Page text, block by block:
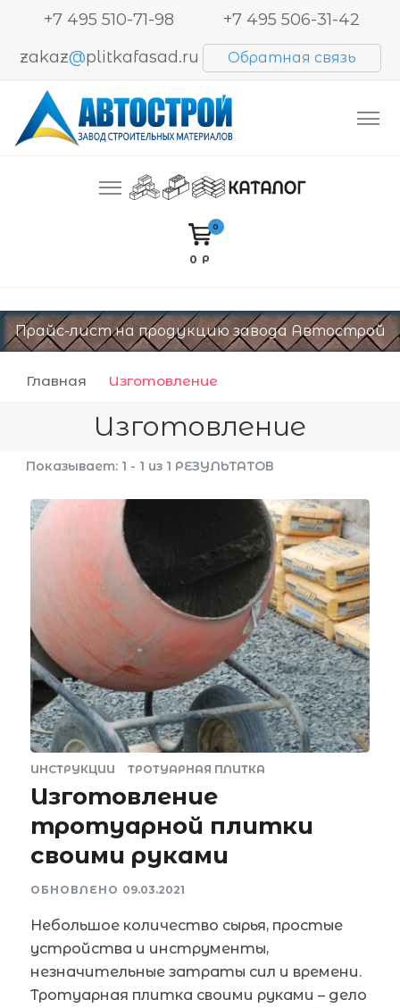
+7 495 510-71-98
+7 495 506-31-42
zakaz@plitkafasad.ru Обратная связь
Автострой. Завод строительных материалов
Производство и продажа тротуарной плитки,
блоков BESSER, кирпича
0
0 Р
Прайс-лист на продукцию завода Автострой
Главная Изготовление
Изготовление
Показывает: 1 - 1 из 1 РЕЗУЛЬТАТОВ
ИНСТРУКЦИИ ТРОТУАРНАЯ ПЛИТКА
Изготовление
тротуарной плитки
своими руками
ОБНОВЛЕНО 09.03.2021
Небольшое количество сырья, простые
устройства и инструменты,
незначительные затраты сил и времени.
Тротуарная плитка своими руками – дело